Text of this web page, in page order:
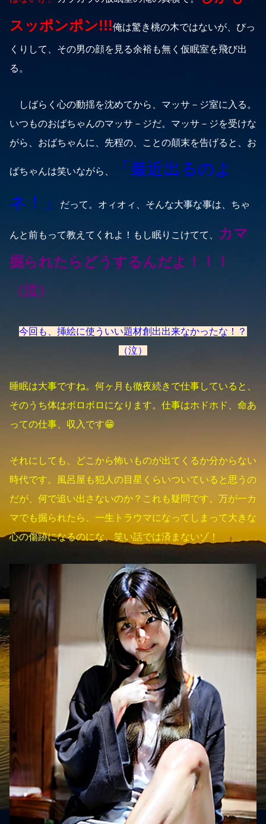
スッポンポン!!!俺は驚き桃の木ではないが、びっ
くりして、その男の顔を見る余裕も無く仮眠室を飛び出
る。
しばらく心の動揺を沈めてから、マッサ－ジ室に入る。
いつものおばちゃんのマッサ－ジだ。マッサ－ジを受けな
がら、おばちゃんに、先程の、ことの顛末を告げると、お
ばちゃんは笑いながら、
「最近出るのよ
ネ！」
だって。オィオィ、そんな大事な事は、ちゃ
んと前もって教えてくれよ！もし眠りこけてて、
カマ
掘られたらどうするんだよ！！！
（泣）
今回も、挿絵に使ういい題材創出出来なかったな！？
（泣）
睡眠は大事ですね。何ヶ月も徹夜続きで仕事していると、
そのうち体はボロボロになります。仕事はホドホド、命あ
っての仕事、収入です😁
それにしても、どこから怖いものが出てくるか分からない
時代です。風呂屋も犯人の目星くらいついていると思うの
だが、何で追い出さないのか？これも疑問です。万が一カ
マでも掘られたら、一生トラウマになってしまって大きな
心の傷跡になるのにな、笑い話では済まないゾ！